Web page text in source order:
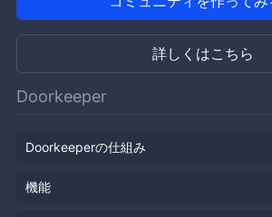
詳しくはこちら
Doorkeeper
Doorkeeperの仕組み
機能